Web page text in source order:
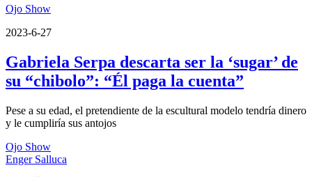
Ojo Show
2023-6-27
Gabriela Serpa descarta ser la ‘sugar’ de
su “chibolo”: “Él paga la cuenta”
Pese a su edad, el pretendiente de la escultural modelo tendría dinero
y le cumpliría sus antojos
Ojo Show
Enger Salluca